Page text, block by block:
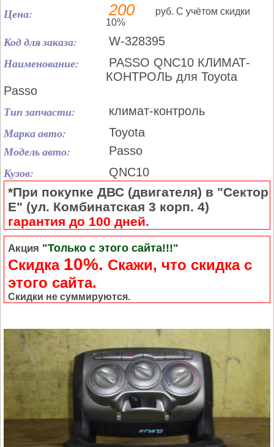
Цена: 200
руб. С учётом скидки
10%
Код для заказа: W-328395
Наименование:
PASSO QNC10 КЛИМАТ-
КОНТРОЛЬ для Toyota
Passo
Тип запчасти: климат-контроль
Марка авто: Toyota
Модель авто: Passo
Кузов: QNC10
*При покупке ДВС (двигателя) в "Сектор
Е" (ул. Комбинатская 3 корп. 4)
гарантия до 100 дней.
Акция "Только с этого сайта!!!"
Скидка 10%. Cкажи, что скидка с
этого сайта.
Скидки не суммируются.